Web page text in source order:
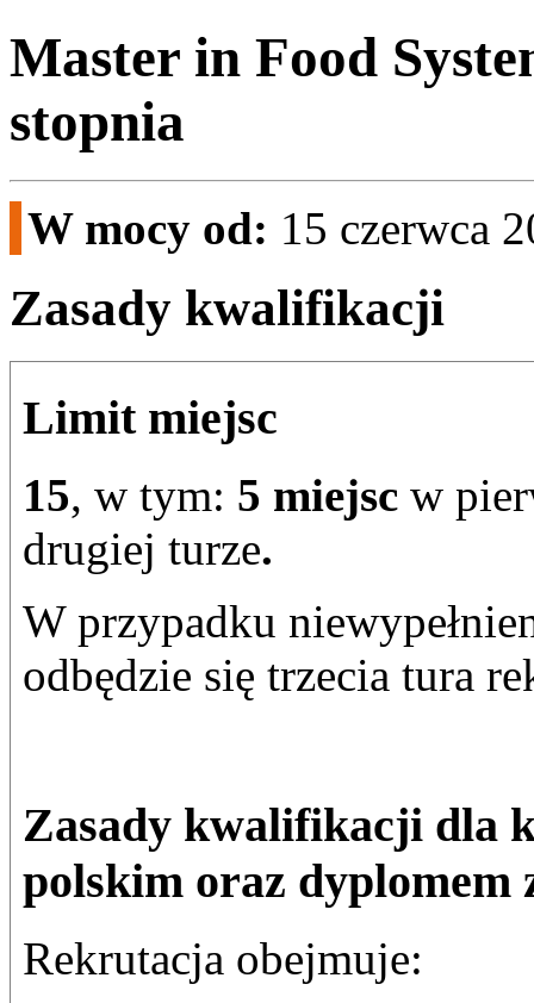
Master in Food
stopnia
W mocy od: 15 czerwca
Zasady kwalifikacji
Limit miejsc
15, w tym: 5 miejsc w
drugiej turze.
W przypadku
odbędzie się trzecia tura
Zasady kwalifikacji dla
polskim oraz dyplomem
Rekrutacja obejmuje: